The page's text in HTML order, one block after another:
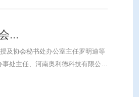
...
及协会秘书处办公室主任罗明迪等
处主任、河南奥利德科技有限公司